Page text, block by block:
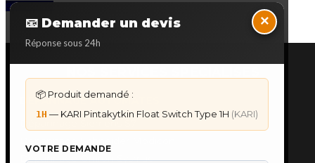
📧 Demander un devis
Réponse sous 24h
×
📦 Produit demandé :
1H — KARI Pintakytkin Float Switch Type 1H (KARI)
VOTRE DEMANDE
Back to Top
DÉPANNAGE AUTOMATES
Dépannage Siemens S7
Dépannage Omron Sysmac